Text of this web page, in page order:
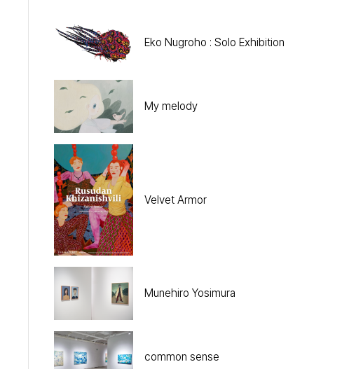
Eko Nugroho : Solo Exhibition
My melody
Velvet Armor
Munehiro Yosimura
common sense